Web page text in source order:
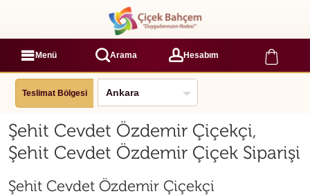
Menü Arama Hesabım
Teslimat Bölgesi
Şehit Cevdet Özdemir Çiçekçi,
Şehit Cevdet Özdemir Çiçek Siparişi
Şehit Cevdet Özdemir Çiçekçi